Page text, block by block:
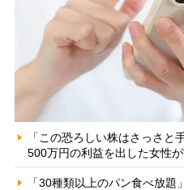
「この恐ろしい株はさっさ
500万円の利益を出した女性が
「30種類以上のパン食べ放